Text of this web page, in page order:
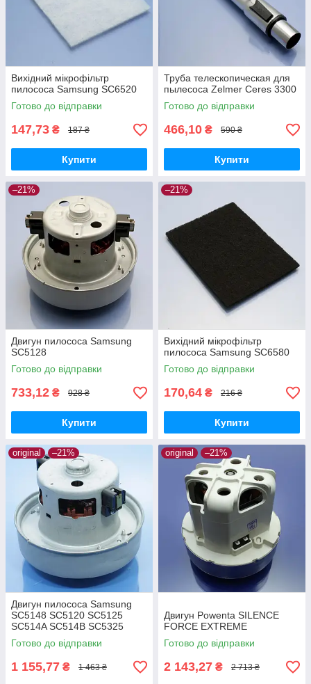
Вихідний мікрофільтр
пилососа Samsung SC6520
Готово до відправки
147,73 ₴ 187 ₴
Купити
Труба телескопическая для
пылесоса Zelmer Ceres 3300
Готово до відправки
466,10 ₴ 590 ₴
Купити
–21%
Двигун пилососа Samsung
SC5128
Готово до відправки
733,12 ₴ 928 ₴
Купити
–21%
Вихідний мікрофільтр
пилососа Samsung SC6580
Готово до відправки
170,64 ₴ 216 ₴
Купити
original –21%
Двигун пилососа Samsung
SC5148 SC5120 SC5125
SC514A SC514B SC5325
оригінал
Готово до відправки
1 155,77 ₴ 1 463 ₴
original –21%
Двигун Powenta SILENCE
FORCE EXTREME
Готово до відправки
2 143,27 ₴ 2 713 ₴